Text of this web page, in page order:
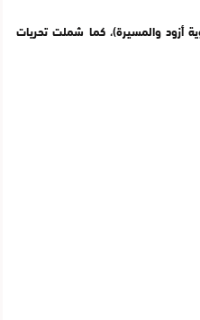
أزود والمسيرة)، كما شملت تحريات